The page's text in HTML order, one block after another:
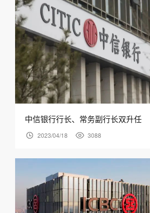
中信银行行长、常务副行长双升任
2023/04/18 3088